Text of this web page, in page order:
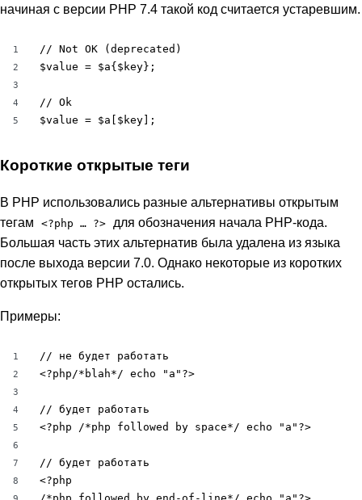
начиная с версии PHP 7.4 такой код считается устаревшим.
1
2
3
4
5
// Not OK (deprecated)
$value = $a{$key};
// Ok
$value = $a[$key];
Короткие открытые теги
В PHP использовались разные альтернативы открытым
тегам
<?php … ?>
для обозначения начала PHP-кода.
Большая часть этих альтернатив была удалена из языка
после выхода версии 7.0. Однако некоторые из коротких
открытых тегов PHP остались.
Примеры:
1
2
3
4
5
6
7
8
// не будет работать
<?php/*blah*/ echo "a"?>
// будет работать
<?php /*php followed by space*/ echo "a"?>
// будет работать
<?php